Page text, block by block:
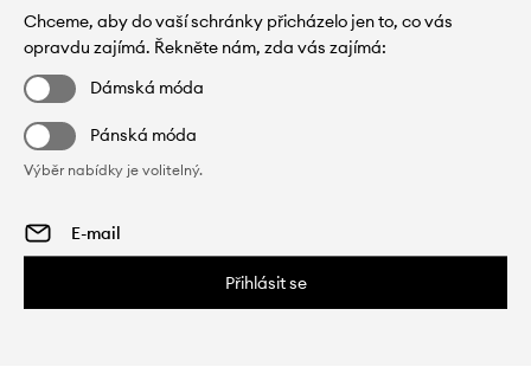
Chceme, aby do vaší schránky přicházelo jen to, co vás
opravdu zajímá. Řekněte nám, zda vás zajímá:
Dámská móda
Pánská móda
Výběr nabídky je volitelný.
Přihlásit se